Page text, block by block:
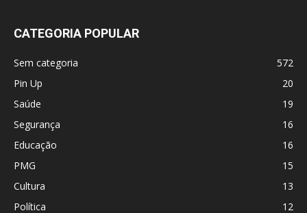
CATEGORIA POPULAR
Sem categoria
572
Pin Up
20
Saúde
19
Segurança
16
Educação
16
PMG
15
Cultura
13
Política
12